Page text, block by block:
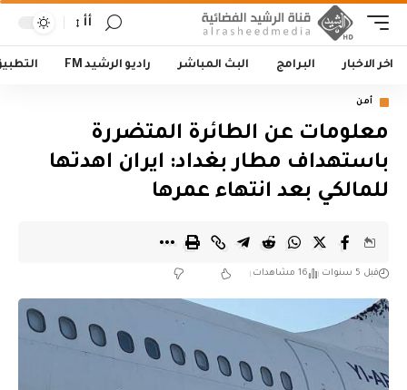
أأ
اخر الاخبار البرامج البث المباشر راديو الرشيد FM
أمن
معلومات عن الطائرة المتضررة
باستهداف مطار بغداد: ايران اهدتها
للمالكي بعد انتهاء عمرها
قبل 5 سنوات 16 مشاهدات